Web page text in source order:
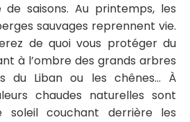
saisons. Au printemps, les
sauvages reprennent vie.
de quoi vous protéger du
à l’ombre des grands arbres
du Liban ou les chênes… À
chaudes naturelles sont
soleil couchant derrière les